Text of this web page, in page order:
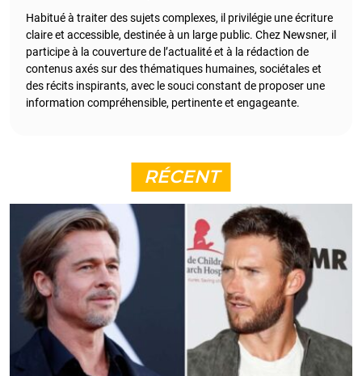
Habitué à traiter des sujets complexes, il privilégie une écriture
claire et accessible, destinée à un large public. Chez Newsner, il
participe à la couverture de l’actualité et à la rédaction de
contenus axés sur des thématiques humaines, sociétales et
des récits inspirants, avec le souci constant de proposer une
information compréhensible, pertinente et engageante.
RÉCENT